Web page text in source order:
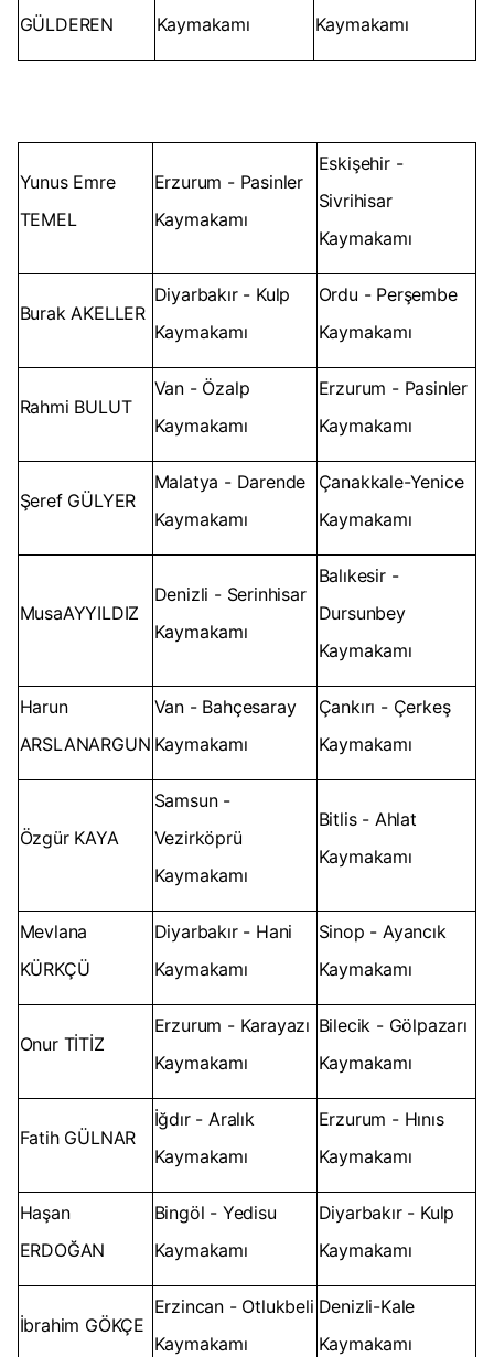
GÜLDEREN
Kaymakamı
Kaymakamı
Yunus Emre
TEMEL
Erzurum - Pasinler
Kaymakamı
Eskişehir -
Sivrihisar
Kaymakamı
Burak AKELLER
Diyarbakır - Kulp
Kaymakamı
Ordu - Perşembe
Kaymakamı
Rahmi BULUT
Van - Özalp
Kaymakamı
Erzurum - Pasinler
Kaymakamı
Şeref GÜLYER
Malatya - Darende
Kaymakamı
Çanakkale-Yenice
Kaymakamı
MusaAYYILDIZ
Denizli - Serinhisar
Kaymakamı
Balıkesir -
Dursunbey
Kaymakamı
Harun
ARSLANARGUN
Van - Bahçesaray
Kaymakamı
Çankırı - Çerkeş
Kaymakamı
Özgür KAYA
Samsun -
Vezirköprü
Kaymakamı
Bitlis - Ahlat
Kaymakamı
Mevlana
KÜRKÇÜ
Diyarbakır - Hani
Kaymakamı
Sinop - Ayancık
Kaymakamı
Onur TİTİZ
Erzurum - Karayazı
Kaymakamı
Bilecik - Gölpazarı
Kaymakamı
Fatih GÜLNAR
İğdır - Aralık
Kaymakamı
Erzurum - Hınıs
Kaymakamı
Haşan
ERDOĞAN
Bingöl - Yedisu
Kaymakamı
Diyarbakır - Kulp
Kaymakamı
İbrahim GÖKÇE
Erzincan - Otlukbeli
Kaymakamı
Denizli-Kale
Kaymakamı